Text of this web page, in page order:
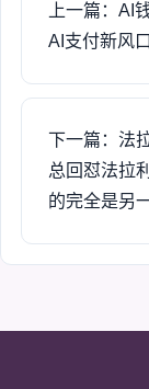
上一篇：AI
AI支付新风口
下一篇：法
总回怼法拉
的完全是另